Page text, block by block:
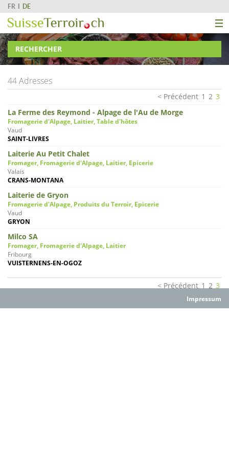
FR DE
RECHERCHER
44 Adresses
Précédent 1 2 3
La Ferme des Reymond - Alpage de l'Au de Morge
Fromagerie d'Alpage, Laitier, Table d'hôtes
Vaud
SAINT-LIVRES
Laiterie Au Petit Chalet
Fromager, Fromagerie d'Alpage, Laitier, Epicerie
Valais
CRANS-MONTANA
Laiterie de Gryon
Fromagerie d'Alpage, Produits du Terroir, Epicerie
Vaud
GRYON
Milco SA
Fromager, Fromagerie d'Alpage, Laitier
Fribourg
VUISTERNENS-EN-OGOZ
Précédent 1 2 3
Impressum